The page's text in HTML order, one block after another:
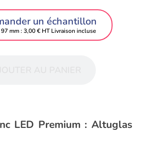
un échantillon
mm : 3,00 € HT Livraison incluse
LED Premium : Altuglas